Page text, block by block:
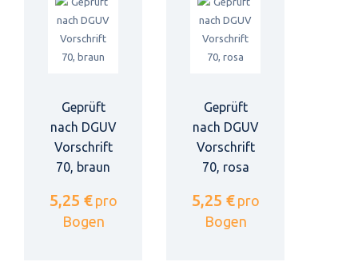
Geprüft
nach DGUV
Vorschrift
70, braun
5,25 € pro
Bogen
Geprüft
nach DGUV
Vorschrift
70, rosa
5,25 € pro
Bogen